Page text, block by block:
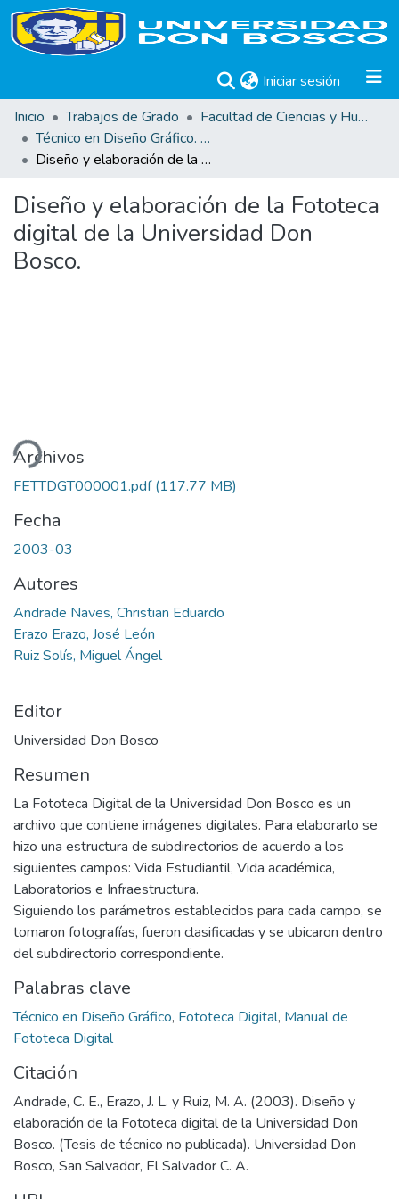
Iniciar sesión (current)
Inicio
Trabajos de Grado
Facultad de Ciencias y Humanidades
Técnico en Diseño Gráfico. Trabajos de graduación
Diseño y elaboración de la Fototeca digital de la Universidad Don Bosco.
Diseño y elaboración de la Fototeca
digital de la Universidad Don
Bosco.
Archivos
FETTDGT000001.pdf(117.77 MB)
Fecha
2003-03
Autores
Andrade Naves, Christian Eduardo
Erazo Erazo, José León
Ruiz Solís, Miguel Ángel
Editor
Universidad Don Bosco
Resumen
La Fototeca Digital de la Universidad Don Bosco es un
archivo que contiene imágenes digitales. Para elaborarlo se
hizo una estructura de subdirectorios de acuerdo a los
siguientes campos: Vida Estudiantil, Vida académica,
Laboratorios e Infraestructura.
Siguiendo los parámetros establecidos para cada campo, se
tomaron fotografías, fueron clasificadas y se ubicaron dentro
del subdirectorio correspondiente.
Palabras clave
Técnico en Diseño Gráfico, Fototeca Digital, Manual de
Fototeca Digital
Citación
Andrade, C. E., Erazo, J. L. y Ruiz, M. A. (2003). Diseño y
elaboración de la Fototeca digital de la Universidad Don
Bosco. (Tesis de técnico no publicada). Universidad Don
Bosco, San Salvador, El Salvador C. A.